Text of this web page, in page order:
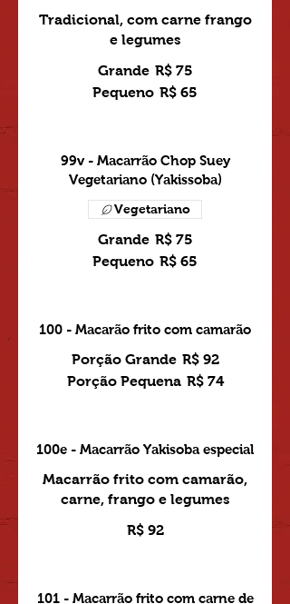
Tradicional, com carne frango
e legumes
Grande R$ 75
Pequeno R$ 65
99v - Macarrão Chop Suey
Vegetariano (Yakissoba)
Grande R$ 75
Pequeno R$ 65
Vegetariano
100 - Macarão frito com camarão
Porção Grande R$ 92
Porção Pequena R$ 74
100e - Macarrão Yakisoba especial
Macarrão frito com camarão,
carne, frango e legumes
R$ 92
101 - Macarrão frito com carne de